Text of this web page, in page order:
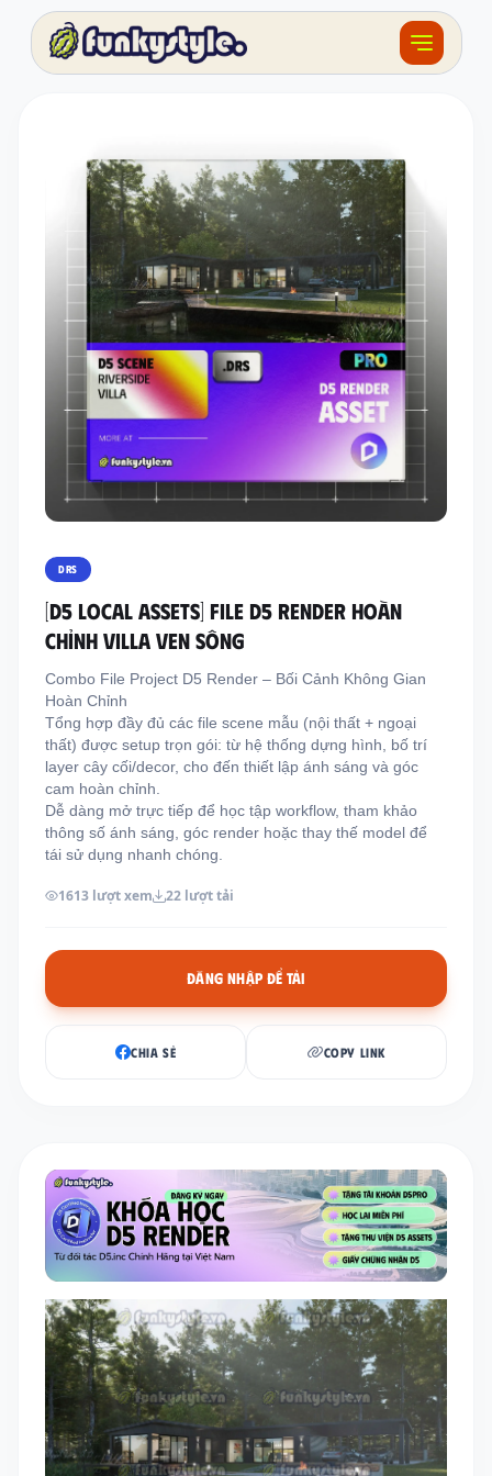
Khóa học
Tài nguyên
Sản phẩm
Giải thưởng
Đồ án
Feedback
F.BLOG
Địa chỉ:
Email:
funkystylemanage@gmail.com
Đăng nhập
Đăng ký
DRS
[D5 LOCAL ASSETS] FILE D5 RENDER HOÀN
CHỈNH VILLA VEN SÔNG
Combo File Project D5 Render – Bối Cảnh Không Gian
Hoàn Chỉnh
Tổng hợp đầy đủ các file scene mẫu (nội thất + ngoại
thất) được setup trọn gói: từ hệ thống dựng hình, bố trí
layer cây cối/decor, cho đến thiết lập ánh sáng và góc
cam hoàn chỉnh.
Dễ dàng mở trực tiếp để học tập workflow, tham khảo
thông số ánh sáng, góc render hoặc thay thế model để
tái sử dụng nhanh chóng.
1613 lượt xem 22 lượt tải
ĐĂNG NHẬP ĐỂ TẢI
CHIA SẺ COPY LINK